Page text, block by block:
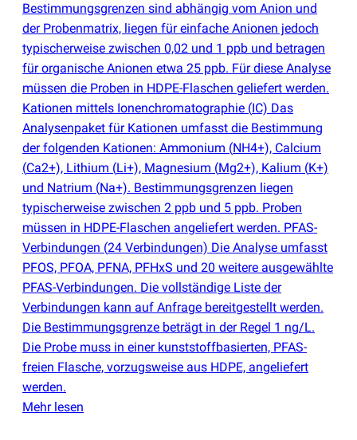
Bestimmungsgrenzen sind abhängig vom Anion und
der Probenmatrix, liegen für einfache Anionen jedoch
typischerweise zwischen 0,02 und 1 ppb und betragen
für organische Anionen etwa 25 ppb. Für diese Analyse
müssen die Proben in HDPE-Flaschen geliefert werden.
Kationen mittels Ionenchromatographie (IC) Das
Analysenpaket für Kationen umfasst die Bestimmung
der folgenden Kationen: Ammonium (NH4+), Calcium
(Ca2+), Lithium (Li+), Magnesium (Mg2+), Kalium (K+)
und Natrium (Na+). Bestimmungsgrenzen liegen
typischerweise zwischen 2 ppb und 5 ppb. Proben
müssen in HDPE-Flaschen angeliefert werden. PFAS-
Verbindungen (24 Verbindungen) Die Analyse umfasst
PFOS, PFOA, PFNA, PFHxS und 20 weitere ausgewählte
PFAS-Verbindungen. Die vollständige Liste der
Verbindungen kann auf Anfrage bereitgestellt werden.
Die Bestimmungsgrenze beträgt in der Regel 1 ng/L.
Die Probe muss in einer kunststoffbasierten, PFAS-
freien Flasche, vorzugsweise aus HDPE, angeliefert
werden.
Mehr lesen